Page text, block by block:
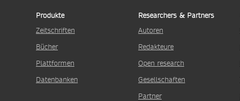
Produkte
Zeitschriften
Bücher
Plattformen
Datenbanken
Researchers & Partners
Autoren
Redakteure
Open research
Gesellschaften
Partner